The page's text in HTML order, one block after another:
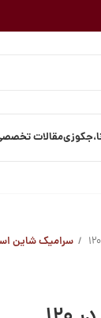
مقالات
سرامیک شاین استون